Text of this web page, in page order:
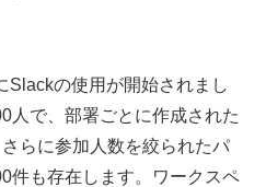
Slackの使用が開始されまし
人で、部署ごとに作成された
らに参加人数を絞られたパ
件も存在します。ワークスペ